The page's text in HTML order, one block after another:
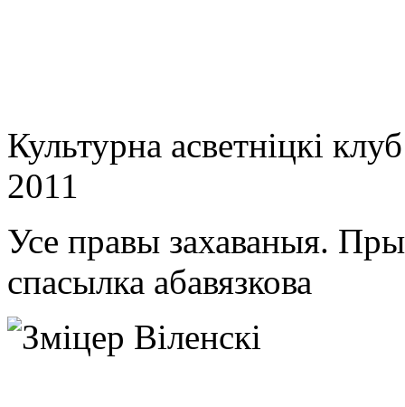
Культурна асветнiцкi
2011
Усе правы захаваныя.
спасылка абавязкова